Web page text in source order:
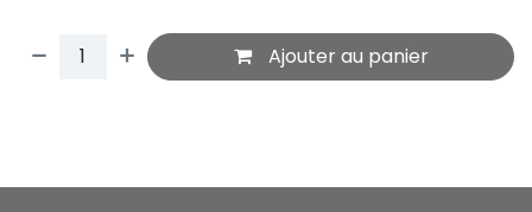
Ajouter au panier